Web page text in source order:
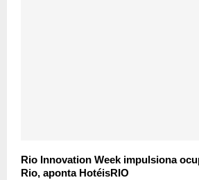
Rio Innovation Week impulsiona
Rio, aponta HotéisRIO